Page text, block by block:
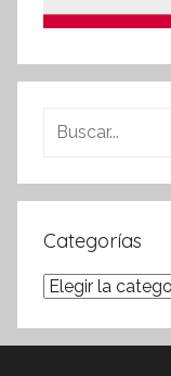
Buscar:
Categorías
Categorías